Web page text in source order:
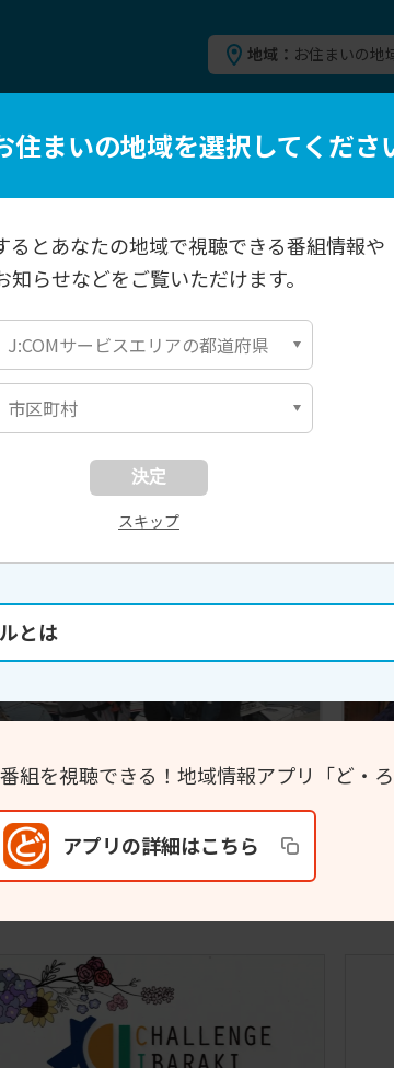
地域： お住まいの地
関東 中国・九州
北海道・東北
りバカＺ
住まいの地域を選択してくださ
るとあなたの地域で視聴できる番組情報や
知らせなどをご覧いただけます。
J:COMサービスエリアの都道府県
市区町村
決定
スキップ
とは
組を視聴できる！ 地域情報アプリ「ど・
アプリの詳細はこちら